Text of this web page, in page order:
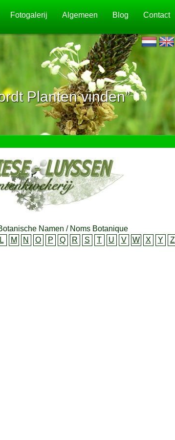
Fotogalerij Algemeen Blog Contact
Planten vinden”
Namen / Noms Botanique
L M N O P Q R S T U V W X Y
Z